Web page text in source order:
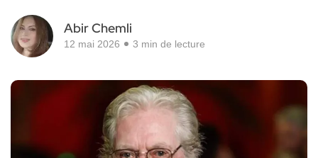
Abir Chemli
12 mai 2026 3 min de lecture